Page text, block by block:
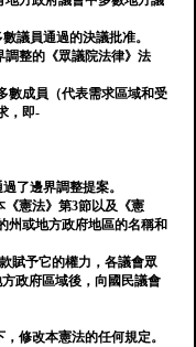
議員通過的決議批准。
調整的《眾議院法律》法
數成員（代表需求區域和受
，即-
了邊界調整提案。
《憲法》第3節以及《憲
州或地方政府地區的名稱和
賦予它的權力，各議會眾
政府區域後，向國民議會
修改本憲法的任何規定。